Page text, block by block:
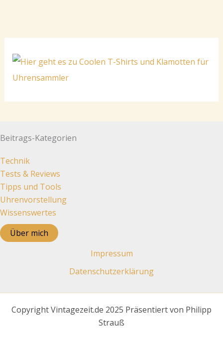
Beitrags-Kategorien
Technik
Tests & Reviews
Tipps und Tools
Uhrenvorstellung
Wissenswertes
Über mich
Impressum
Datenschutz­erklärung
Copyright Vintagezeit.de 2025 Präsentiert von Philipp
Strauß